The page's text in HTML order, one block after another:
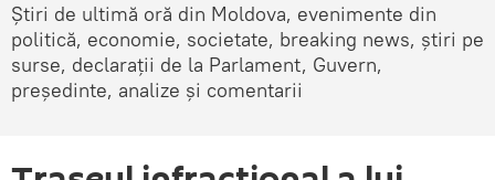
Știri de ultimă oră din Moldova, evenimente din
politică, economie, societate, breaking news, știri pe
surse, declarații de la Parlament, Guvern,
președinte, analize și comentarii